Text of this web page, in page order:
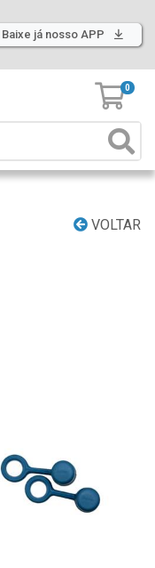
Baixe já nosso APP
0
VOLTAR